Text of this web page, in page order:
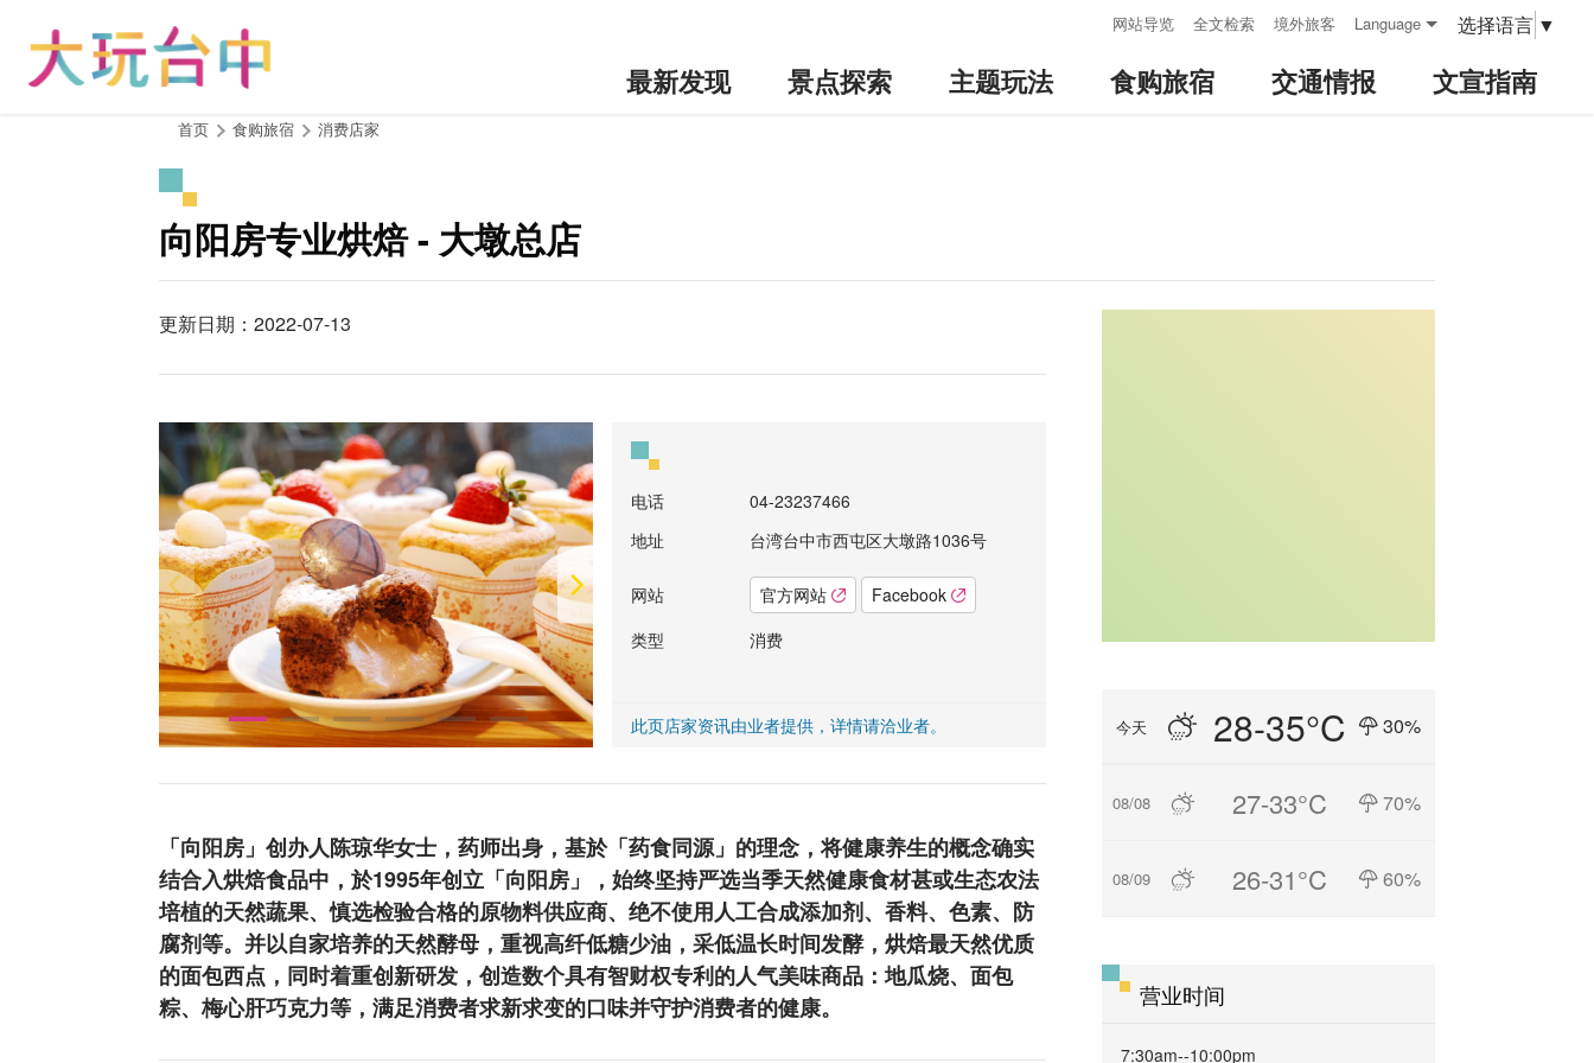
网站导览 全文检索 境外旅客 Language 选择语言 ▼
最新发现 景点探索 主题玩法 食购旅宿 交通情报 文宣指南
首页 食购旅宿 消费店家
向阳房专业烘焙 - 大墩总店
更新日期：2022-07-13
电话
04-23237466
地址
台湾台中市西屯区大墩路1036号
网站 官方网站
Facebook
类型
消费
此页店家资讯由业者提供，详情请洽业者。
「向阳房」创办人陈琼华女士，药师出身，基於「药食同源」的理念，将健康养生的概念确实
结合入烘焙食品中，於1995年创立「向阳房」，始终坚持严选当季天然健康食材甚或生态农法
培植的天然蔬果、慎选检验合格的原物料供应商、绝不使用人工合成添加剂、香料、色素、防
腐剂等。并以自家培养的天然酵母，重视高纤低糖少油，采低温长时间发酵，烘焙最天然优质
的面包西点，同时着重创新研发，创造数个具有智财权专利的人气美味商品：地瓜烧、面包
粽、梅心肝巧克力等，满足消费者求新求变的口味并守护消费者的健康。
今天 28-35°C 30%
08/08 27-33°C 70%
08/09 26-31°C 60%
营业时间
7:30am--10:00pm